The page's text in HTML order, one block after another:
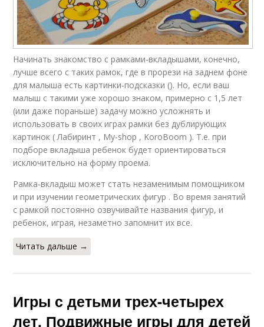
Начинать знакомство с рамками-вкладышами, конечно,
лучше всего с таких рамок, где в прорези на заднем фоне
для малыша есть картинки-подсказки (). Но, если ваш
малыш с такими уже хорошо знаком, примерно с 1,5 лет
(или даже пораньше) задачу можно усложнять и
использовать в своих играх рамки без дублирующих
картинок ( Лабиринт , My-shop , KoroBoom ). Т.е. при
подборе вкладыша ребенок будет ориентироваться
исключительно на форму проема.
Рамка-вкладыш может стать незаменимым помощником
и при изучении геометрических фигур . Во время занятий
с рамкой постоянно озвучивайте названия фигур, и
ребенок, играя, незаметно запомнит их все.
Читать дальше →
Игры с детьми трех-четырех
лет. Подвижные игры для детей